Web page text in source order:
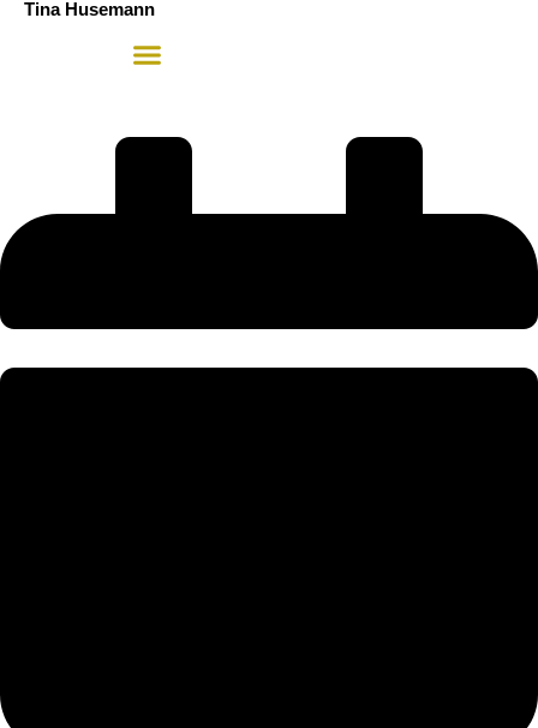
Tina Husemann